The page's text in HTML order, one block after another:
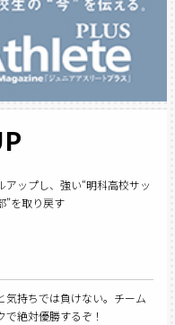
アップし、強い“明科高校サッ
”を取り戻す
気持ちでは負けない。チーム
で絶対優勝するぞ！